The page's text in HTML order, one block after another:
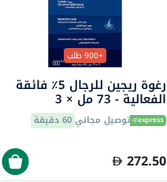
+900 طلب
رغوة ريجين للرجال 5٪ فائقة
الفعالية - 73 مل × 3
توصيل مجاني60 دقيقة
272.50